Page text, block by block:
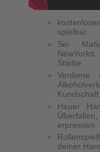
spielbar
Sei
Städte
Verdiene
Heuer
erpressen
deiner